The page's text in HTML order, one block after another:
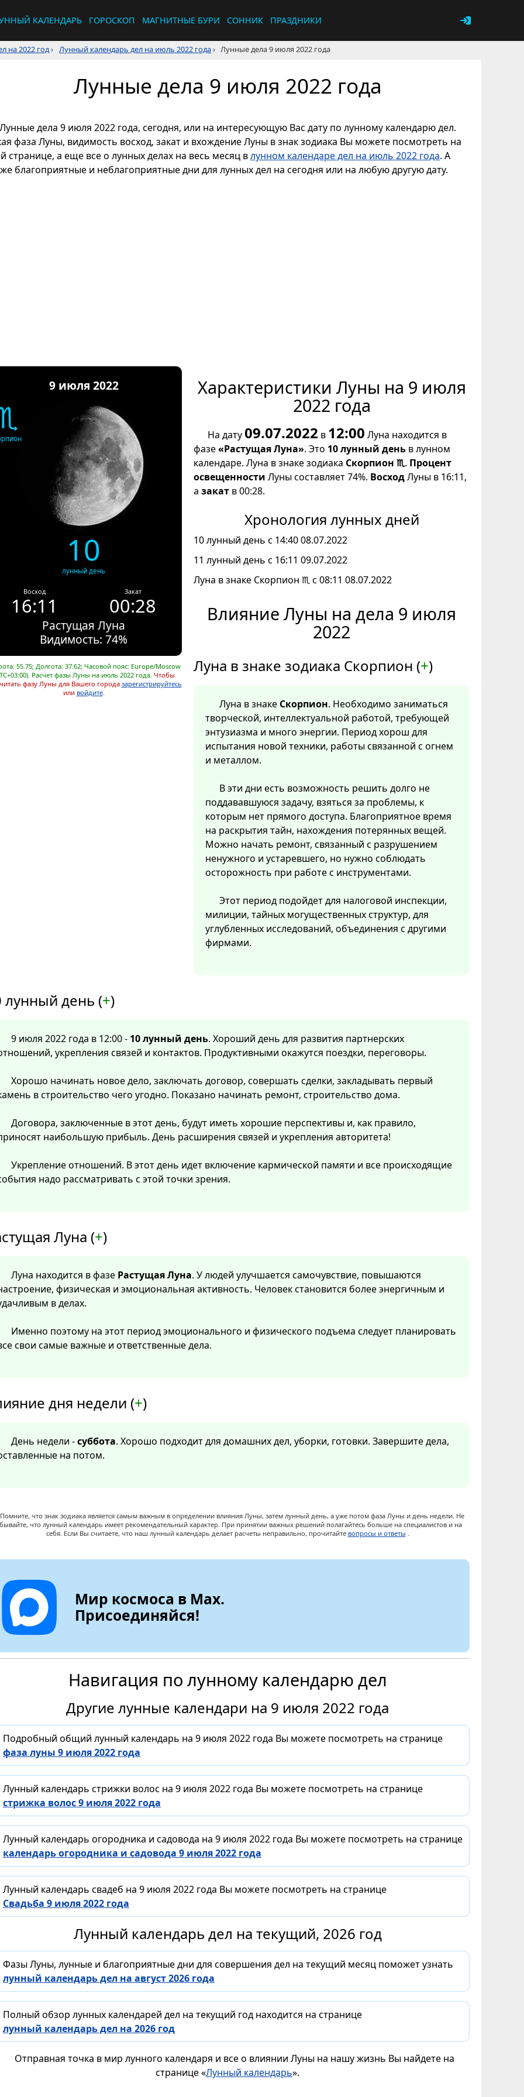
КАЛЕНДАРЬ ГОРОСКОП МАГНИТНЫЕ БУРИ СОННИК ПРАЗДНИКИ
на 2022 год› Лунный календарь дел на июль 2022 года› Лунные дела 9 июля 2022 года
Лунные дела 9 июля 2022 года
Лунные дела 9 июля 2022 года, сегодня, или на интересующую Вас дату по лунному календарю дел.
фаза Луны, видимость восход, закат и вхождение Луны в знак зодиака Вы можете посмотреть на
странице, а еще все о лунных делах на весь месяц влунном календаре дел на июль 2022 года. А
благоприятные и неблагоприятные дни для лунных дел на сегодня или на любую другую дату.
9 июля 2022
10
лунный день
Восход
16:11
Закат
00:28
Растущая Луна
Видимость: 74%
55.75; Долгота: 37.62; Часовой пояс: Europe/Moscow
Расчет фазы Луны на июль 2022 года. Чтобы
фазу Луны для Вашего города зарегистрируйтесь
или войдите.
Характеристики Луны на 9 июля
2022 года
На дату09.07.2022 в 12:00 Луна находится в
фазе«Растущая Луна». Это 10 лунный день в лунном
календаре. Луна в знаке зодиака Скорпион ♏. Процент
освещенности Луны составляет 74%. ВосходЛуны в 16:11,
а закат в 00:28.
Хронология лунных дней
10 лунный день с 14:40 08.07.2022
11 лунный день с 16:11 09.07.2022
Луна в знаке Скорпион ♏ с 08:11 08.07.2022
Влияние Луны на дела 9 июля
2022
Луна в знаке зодиака Скорпион (+)
Луна в знаке Скорпион. Необходимо заниматься
творческой, интеллектуальной работой, требующей
энтузиазма и много энергии. Период хорош для
испытания новой техники, работы связанной с огнем
и металлом.
В эти дни есть возможность решить долго не
поддававшуюся задачу, взяться за проблемы, к
которым нет прямого доступа. Благоприятное время
на раскрытия тайн, нахождения потерянных вещей.
Можно начать ремонт, связанный с разрушением
ненужного и устаревшего, но нужно соблюдать
осторожность при работе с инструментами.
Этот период подойдет для налоговой инспекции,
милиции, тайных могущественных структур, для
углубленных исследований, объединения с другими
фирмами.
лунный день (+)
9 июля 2022 года в 12:00 - 10 лунный день. Хороший день для развития партнерских
укрепления связей и контактов. Продуктивными окажутся поездки, переговоры.
Хорошо начинать новое дело, заключать договор, совершать сделки, закладывать первый
в строительство чего угодно. Показано начинать ремонт, строительство дома.
Договора, заключенные в этот день, будут иметь хорошие перспективы и, как правило,
наибольшую прибыль. День расширения связей и укрепления авторитета!
Укрепление отношений. В этот день идет включение кармической памяти и все происходящие
надо рассматривать с этой точки зрения.
Луна (+)
Луна находится в фазе Растущая Луна. У людей улучшается самочувствие, повышаются
физическая и эмоциональная активность. Человек становится более энергичным и
в делах.
Именно поэтому на этот период эмоционального и физического подъема следует планировать
свои самые важные и ответственные дела.
дня недели (+)
День недели -суббота. Хорошо подходит для домашних дел, уборки, готовки. Завершите дела,
на потом.
Помните, что знак зодиака является самым важным в определении влияния Луны, затем лунный день, а уже потом фаза Луны и день недели. Не
что лунный календарь имеет рекомендательный характер. При принятии важных решений полагайтесь больше на специалистов и на
себя. Если Вы считаете, что наш лунный календарь делает расчеты неправильно, прочитайте вопросы и ответы .
Мир космоса в Max.
Присоединяйся!
Навигация по лунному календарю дел
Другие лунные календари на 9 июля 2022 года
Подробный общий лунный календарь на 9 июля 2022 года Вы можете посмотреть на странице
фаза луны 9 июля 2022 года
Лунный календарь стрижки волос на 9 июля 2022 года Вы можете посмотреть на странице
стрижка волос 9 июля 2022 года
Лунный календарь огородника и садовода на 9 июля 2022 года Вы можете посмотреть на странице
календарь огородника и садовода 9 июля 2022 года
Лунный календарь свадеб на 9 июля 2022 года Вы можете посмотреть на странице
Свадьба 9 июля 2022 года
Лунный календарь дел на текущий, 2026 год
Фазы Луны, лунные и благоприятные дни для совершения дел на текущий месяц поможет узнать
лунный календарь дел на август 2026 года
Полный обзор лунных календарей дел на текущий год находится на странице
лунный календарь дел на 2026 год
Отправная точка в мир лунного календаря и все о влиянии Луны на нашу жизнь Вы найдете на
странице «Лунный календарь».